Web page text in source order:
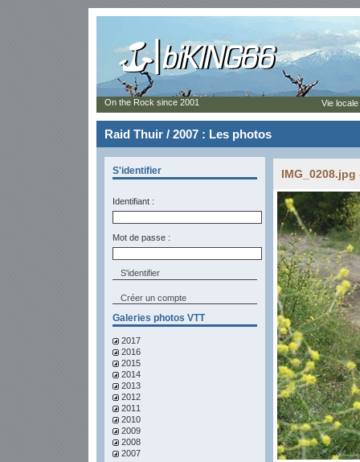
Raid Thuir / 2007 : Les photos
S'identifier
Identifiant :
Mot de passe :
Créer un compte
Galeries photos VTT
2017
2016
2015
2014
2013
2012
2011
2010
2009
2008
2007
IMG_0208.jpg
On the Rock since 2001 Vie